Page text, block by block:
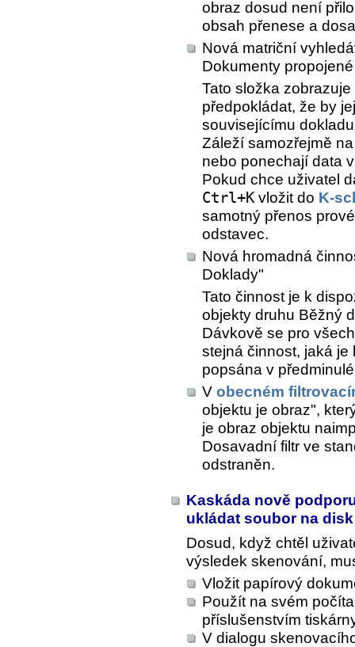
obraz dosud není
obsah přenese a
Nová matriční
Dokumenty
Tato složka
předpokládat, že by
souvisejícímu
Záleží samozřejmě
nebo ponechají data
Pokud chce uživatel
Ctrl+K vložit do K-
samotný přenos
odstavec.
Nová hromadná
Doklady"
Tato činnost je k
objekty druhu Běžný
Dávkově se pro
stejná činnost, jaká
popsána v
V obecném
objektu je obraz",
je obraz objektu
Dosavadní filtr ve
odstraněn.
Kaskáda nově
ukládat soubor na
Dosud, když chtěl
výsledek skenování,
Vložit papírový
Použít na svém
příslušenstvím
V dialogu